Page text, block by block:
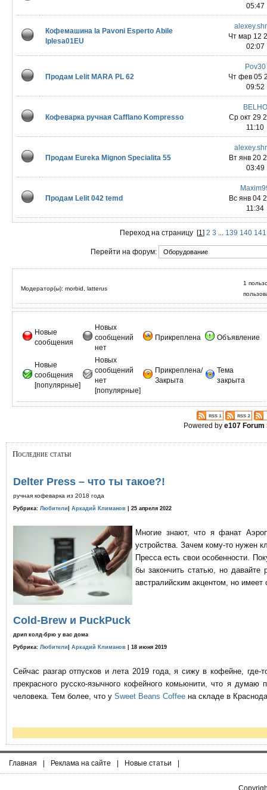
05:47
Кофемашина la Pavoni Esperto Abile
lplesa01EU
Чт мар 12
02:07
Продам Lelit MARA PL 62
Pov30
Чт фев 05
09:52
Кофеварка ручная Cafflano Kompresso
BELHO
Ср окт 29
11:10
Продам Eureka Mignon Specialita 55
Вт янв 20
03:49
Продам Lelit 042 temd
Вс янв 04
11:34
Переход на страницу [1 ] 2 3 139 140 141
Перейти на форум:
Модератор(ы): morbid, latterus
1
Новые
сообщения
Новых
сообщений
нет
Прикреплена Объявление
Новые
сообщения
[популярные]
Новых
сообщений
нет
[популярные]
Прикреплена/
Закрыта
Тема
закрыта
Powered bye107
Последние статьи
Delter Press – что ты такое?!
ручная кофеварка из 2018 года
Рубрика: Любители Аркадий Климанов | 25 апреля 2022
Многие знают, что я фанат
устройства. Зачем кому-то нужен
Пресса есть свои особенности.
бы закончить статью, но давайте
австралийским акцентом, но имеет
Cold-Brew и PuckPuck
дрип колд-брю у вас дома
Рубрика: Любители Аркадий Климанов | 18 июня 2019
Сейчас разгар отпусков и лета 2019 года, я сижу в кофейне,
прекрасного русско-язычного кофейного комьюнити, что я
человека. Тем более, что у Sweet Beans Coffee на складе в
Главная | Реклама на сайте | Новые статьи |